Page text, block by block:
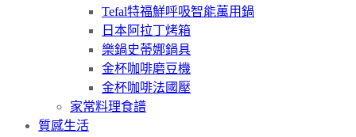
Tefal特福鮮呼吸智能萬用鍋
日本阿拉丁烤箱
樂鍋史蒂娜鍋具
金杯咖啡磨豆機
金杯咖啡法國壓
家常料理食譜
質感生活